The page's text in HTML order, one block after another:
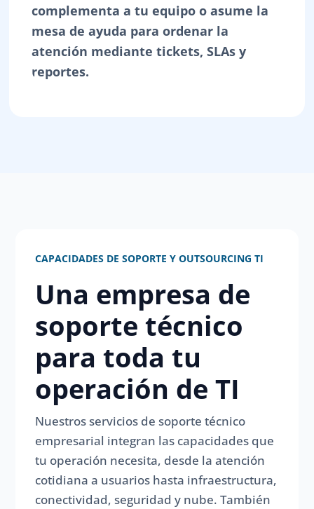
complementa a tu equipo o asume la
mesa de ayuda para ordenar la
atención mediante tickets, SLAs y
reportes.
CAPACIDADES DE SOPORTE Y OUTSOURCING TI
Una empresa de
soporte técnico
para toda tu
operación de TI
Nuestros servicios de soporte técnico
empresarial integran las capacidades que
tu operación necesita, desde la atención
cotidiana a usuarios hasta infraestructura,
conectividad, seguridad y nube. También